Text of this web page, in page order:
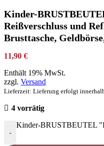
Kinder-
Reißverschluss und
Brusttasche,
11,90 €
Enthält 19% MwSt.
zzgl. Versand
Lieferzeit: Lieferung erfolgt
4 vorrätig
-
Kinder-BRUSTBEUTEL